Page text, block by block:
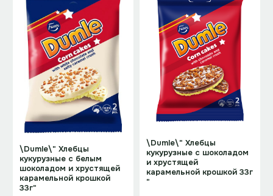
\Dumle\" Хлебцы
кукурузные с белым
шоколадом и хрустящей
карамельной крошкой
33г"
\Dumle\" Хлебцы
кукурузные с шоколадом
и хрустящей
карамельной крошкой 33г
"